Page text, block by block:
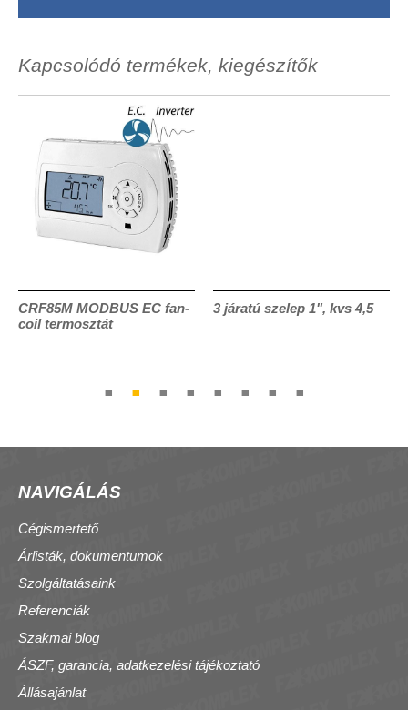
Kapcsolódó termékek, kiegészítők
CRF85M MODBUS EC fan-
coil termosztát
3 járatú szelep 1", kvs 4,5
NAVIGÁLÁS
Cégismertető
Árlisták, dokumentumok
Szolgáltatásaink
Referenciák
Szakmai blog
ÁSZF, garancia, adatkezelési tájékoztató
Állásajánlat